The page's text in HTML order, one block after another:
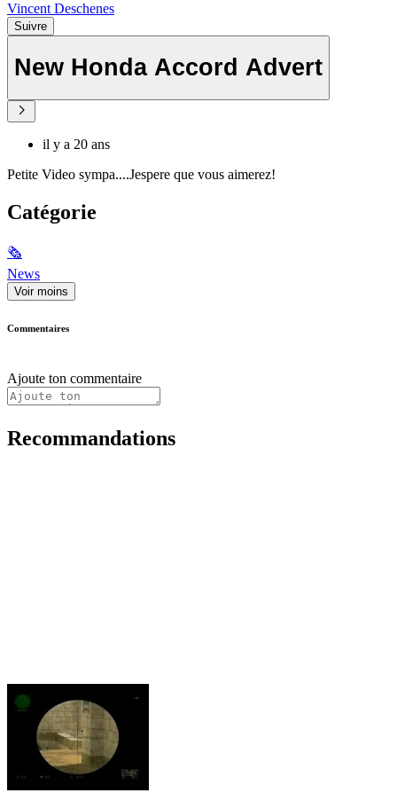
Vincent Deschenes
Suivre
New Honda Accord Advert
il y a 20 ans
Petite Video sympa....Jespere que vous aimerez!
Catégorie
🗞
News
Voir moins
Commentaires
Ajoute ton commentaire
Recommandations